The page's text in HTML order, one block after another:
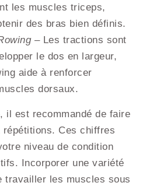
les muscles triceps,
des bras bien définis.
– Les tractions sont
le dos en largeur,
aide à renforcer
dorsaux.
il est recommandé de faire
Ces chiffres
niveau de condition
Incorporer une variété
travailler les muscles sous